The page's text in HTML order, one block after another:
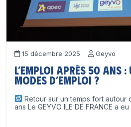
15 décembre 2025 Geyvo
L’emploi après 50 ans :
modes d’emploi ?
Retour sur un temps fort autour
ans Le GEYVO ILE DE FRANCE a